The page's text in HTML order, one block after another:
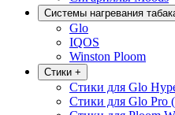
Системы нагревания
Glo
IQOS
Winston Ploom
Стики +
Стики для Glo
Стики для Glo Pro